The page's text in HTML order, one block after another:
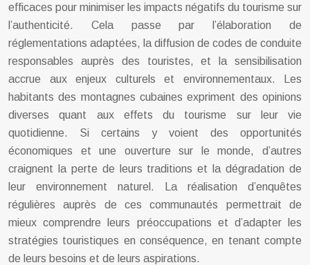
efficaces pour minimiser les impacts négatifs du tourisme sur
l’authenticité. Cela passe par l’élaboration de
réglementations adaptées, la diffusion de codes de conduite
responsables auprès des touristes, et la sensibilisation
accrue aux enjeux culturels et environnementaux. Les
habitants des montagnes cubaines expriment des opinions
diverses quant aux effets du tourisme sur leur vie
quotidienne. Si certains y voient des opportunités
économiques et une ouverture sur le monde, d’autres
craignent la perte de leurs traditions et la dégradation de
leur environnement naturel. La réalisation d’enquêtes
régulières auprès de ces communautés permettrait de
mieux comprendre leurs préoccupations et d’adapter les
stratégies touristiques en conséquence, en tenant compte
de leurs besoins et de leurs aspirations.